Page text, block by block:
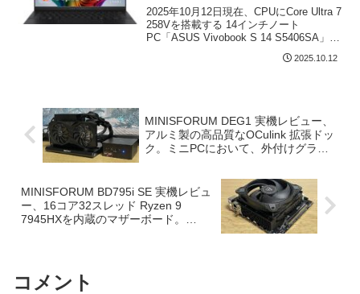
メモリ 32GB、有機ELパネルを装
備、セール価格は184,800円
2025年10月12日現在、CPUにCore Ultra 7
258Vを搭載する 14インチノート
PC「ASUS Vivobook S 14 S5406SA」
が、Amazon、楽天市場 ASUS オンライ
ンストアともに、184,800円でセ...2025.10.12
MINISFORUM DEG1 実機レビュー、
アルミ製の高品質なOCulink 拡張ドッ
ク。ミニPCにおいて、外付けグラボ
MINISFORUM BD795i SE 実機レビュ
ー、16コア32スレッド Ryzen 9
7945HXを内蔵のマザーボード。
コメント